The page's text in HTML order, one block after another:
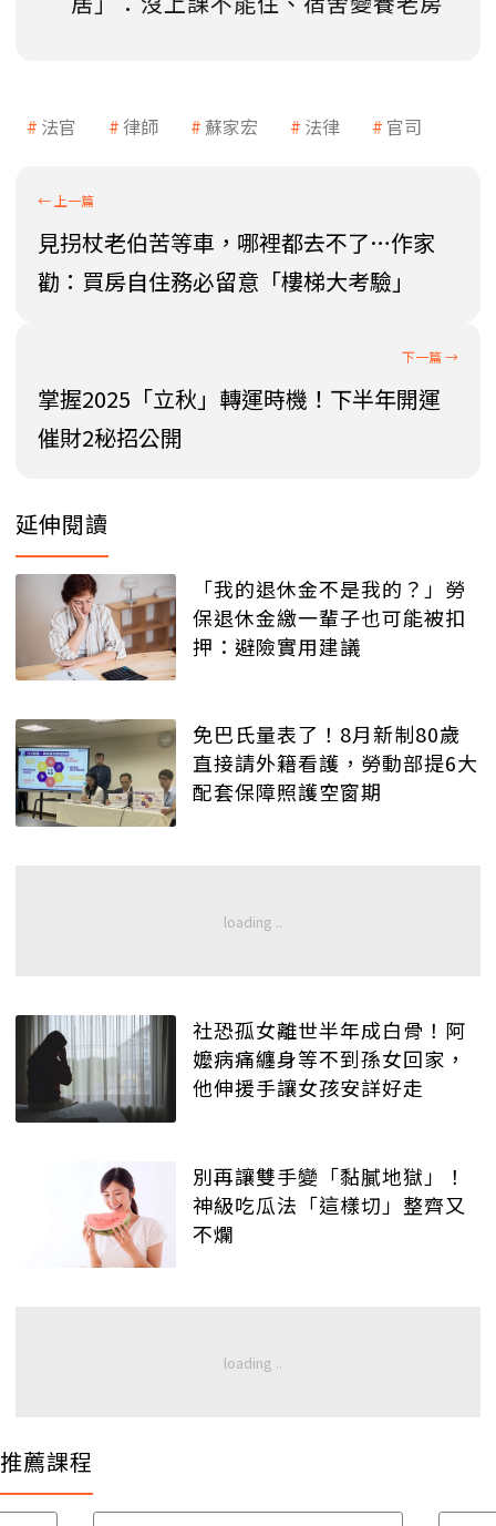
法官 律師 蘇家宏 法律 官司
見拐杖老伯苦等車，哪裡都去不了…作家
勸：買房自住務必留意「樓梯大考驗」
掌握2025「立秋」轉運時機！下半年開運
催財2秘招公開
延伸閱讀
「我的退休金不是我的？」勞
保退休金繳一輩子也可能被扣
押：避險實用建議
免巴氏量表了！8月新制80歲
直接請外籍看護，勞動部提6大
配套保障照護空窗期
社恐孤女離世半年成白骨！阿
嬤病痛纏身等不到孫女回家，
他伸援手讓女孩安詳好走
別再讓雙手變「黏膩地獄」！
神級吃瓜法「這樣切」整齊又
不爛
推薦課程